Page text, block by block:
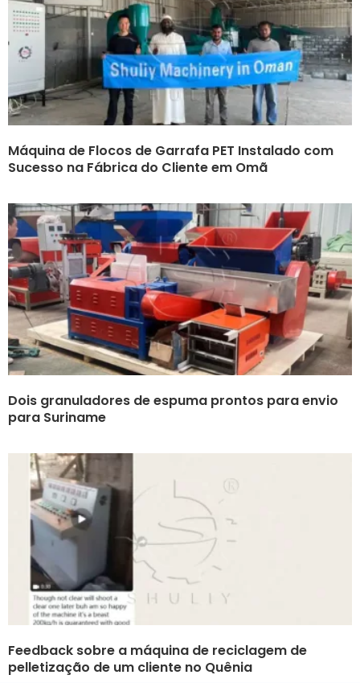
Máquina de Flocos de Garrafa PET Instalado com
Sucesso na Fábrica do Cliente em Omã
Dois granuladores de espuma prontos para envio
para Suriname
Feedback sobre a máquina de reciclagem de
pelletização de um cliente no Quênia